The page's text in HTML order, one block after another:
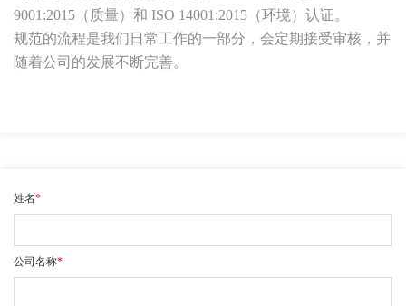
9001:2015（质量）和 ISO 14001:2015（环境）认证。
规范的流程是我们日常工作的一部分，会定期接受审核，并
随着公司的发展不断完善。
姓名*
公司名称*